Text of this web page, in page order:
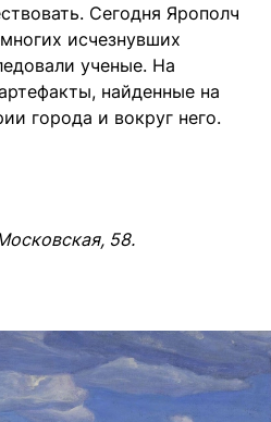
Сегодня Ярополч
исчезнувших
ученые. На
найденные на
города и вокруг него.
58.